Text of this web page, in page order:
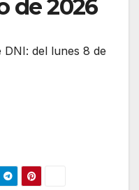
de 2026
DNI: del lunes 8 de